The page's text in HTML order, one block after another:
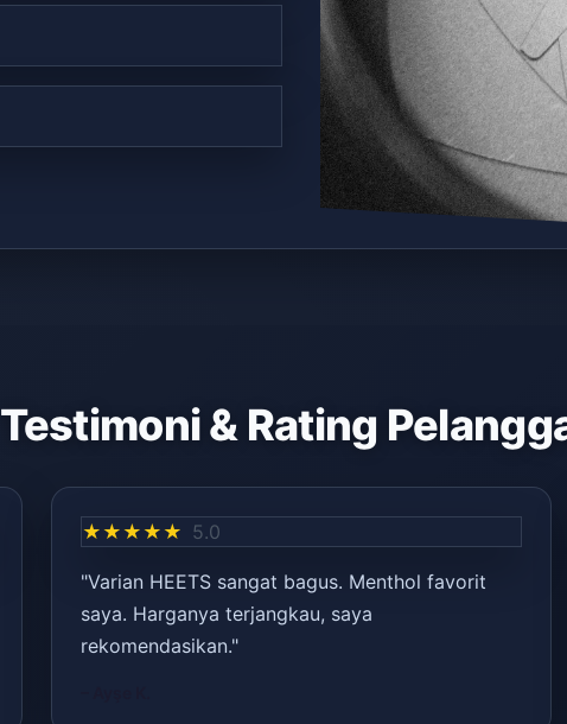
Testimoni & Rating
★★★★★ 5.0
"Varian HEETS sangat bagus. Menthol favorit
saya. Harganya terjangkau, saya
rekomendasikan."